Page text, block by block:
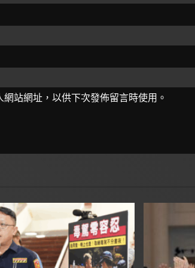
站網址，以供下次發佈留言時使用。